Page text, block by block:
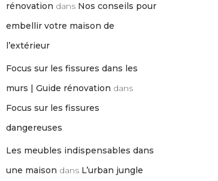
rénovation dans Nos conseils pour
embellir votre maison de
l’extérieur
Focus sur les fissures dans les
murs | Guide rénovation dans
Focus sur les fissures
dangereuses
Les meubles indispensables dans
une maison dans L’urban jungle